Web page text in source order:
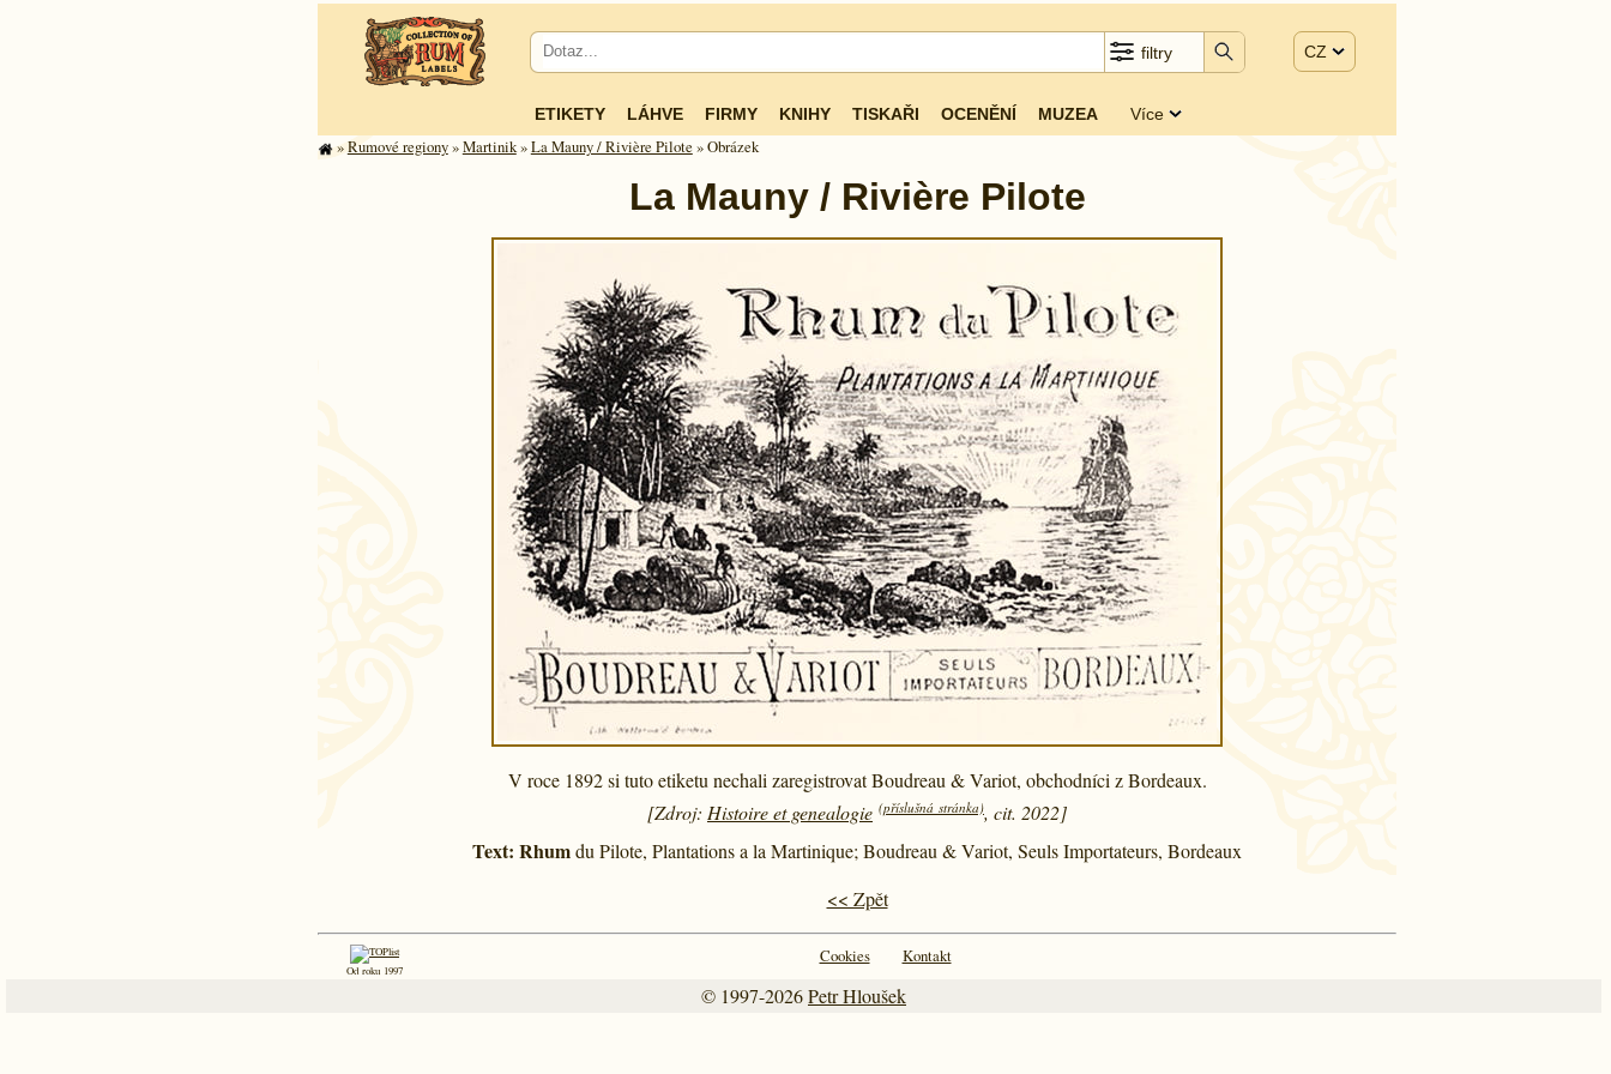
filtry CZ
ETIKETY LÁHVE FIRMY KNIHY TISKAŘI OCENĚNÍ MUZEA Více
»Rumové regiony»Martinik»La Mauny / Rivière Pilote » Obrázek
La Mauny / Rivière Pilote
V roce 1892 si tuto etiketu nechali zaregistrovat Boudreau & Variot, obchodníci z Bordeaux.
[Zdroj: Histoire et genealogie (příslušná stránka), cit. 2022]
Text: Rhumdu Pilote, Plantations a la Martinique; Boudreau & Variot, Seuls Importateurs, Bordeaux
<< Zpět
Od roku 1997
Cookies Kontakt
© 1997-2026Petr Hloušek